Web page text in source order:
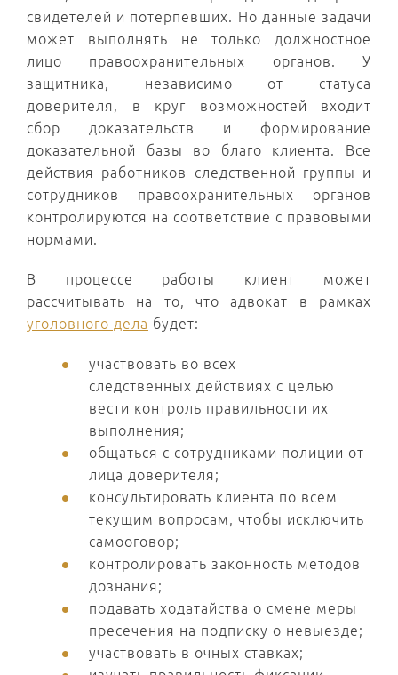
свидетелей и потерпевших. Но данные задачи
может выполнять не только должностное
лицо правоохранительных органов. У
защитника, независимо от статуса
доверителя, в круг возможностей входит
сбор доказательств и формирование
доказательной базы во благо клиента. Все
действия работников следственной группы и
сотрудников правоохранительных органов
контролируются на соответствие с правовыми
нормами.
В процессе работы клиент может
рассчитывать на то, что адвокат в рамках
уголовного дела будет:
участвовать во всех
следственных действиях с целью
вести контроль правильности их
выполнения;
общаться с сотрудниками полиции от
лица доверителя;
консультировать клиента по всем
текущим вопросам, чтобы исключить
самооговор;
контролировать законность методов
дознания;
подавать ходатайства о смене меры
пресечения на подписку о невыезде;
участвовать в очных ставках;